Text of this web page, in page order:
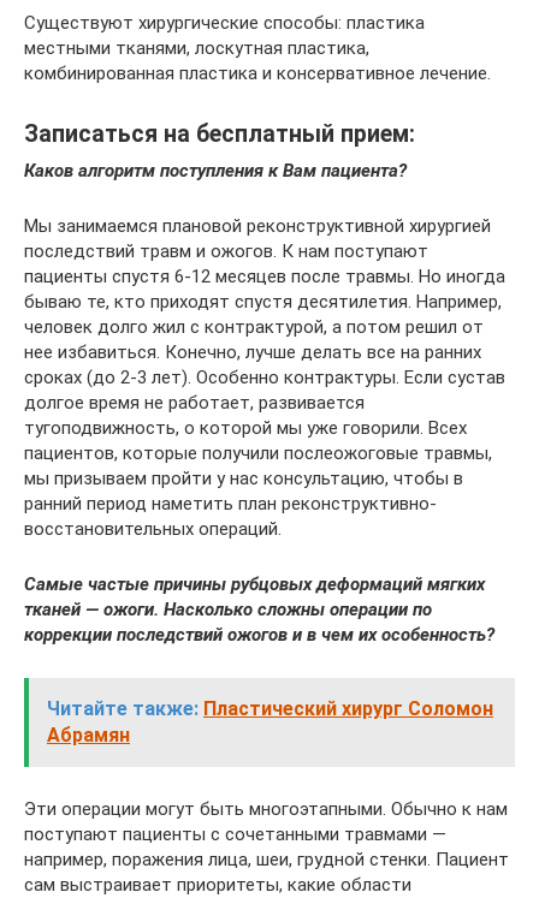
Существуют хирургические способы: пластика
местными тканями, лоскутная пластика,
комбинированная пластика и консервативное лечение.
Записаться на бесплатный прием:
Каков алгоритм поступления к Вам пациента?
Мы занимаемся плановой реконструктивной хирургией
последствий травм и ожогов. К нам поступают
пациенты спустя 6-12 месяцев после травмы. Но иногда
бываю те, кто приходят спустя десятилетия. Например,
человек долго жил с контрактурой, а потом решил от
нее избавиться. Конечно, лучше делать все на ранних
сроках (до 2-3 лет). Особенно контрактуры. Если сустав
долгое время не работает, развивается
тугоподвижность, о которой мы уже говорили. Всех
пациентов, которые получили послеожоговые травмы,
мы призываем пройти у нас консультацию, чтобы в
ранний период наметить план реконструктивно-
восстановительных операций.
Самые частые причины рубцовых деформаций мягких
тканей — ожоги. Насколько сложны операции по
коррекции последствий ожогов и в чем их особенность?
Читайте также: Пластический хирург Соломон
Абрамян
Эти операции могут быть многоэтапными. Обычно к нам
поступают пациенты с сочетанными травмами —
например, поражения лица, шеи, грудной стенки. Пациент
сам выстраивает приоритеты, какие области